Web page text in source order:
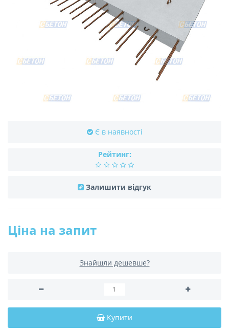
Є в наявності
Рейтинг:
Залишити відгук
Ціна на запит
Знайшли дешевше?
Купити